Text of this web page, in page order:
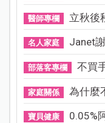
醫師專欄 立秋後
名人家庭 Janet
部落客專欄 不買
家庭關係 為什麼
寶貝健康 0.05%